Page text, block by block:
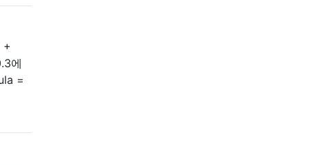
+
에
=